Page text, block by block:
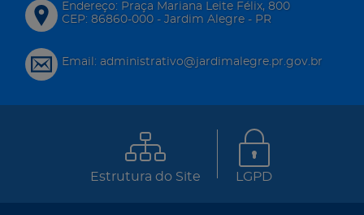
Endereço: Praça Mariana Leite Félix, 800
CEP: 86860-000 - Jardim Alegre - PR
Email: administrativo@jardimalegre.pr.gov.br
Estrutura do Site LGPD